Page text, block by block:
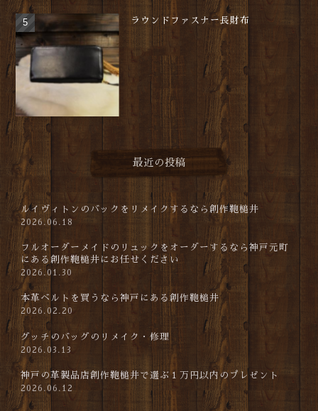
ラウンドファスナー長財布
最近の投稿
ルイヴィトンのバックをリメイクするなら創作鞄槌井
2026.06.18
フルオーダーメイドのリュックをオーダーするなら神戸元町
にある創作鞄槌井にお任せください
2026.01.30
本革ベルトを買うなら神戸にある創作鞄槌井
2026.02.20
グッチのバッグのリメイク・修理
2026.03.13
神戸の革製品店創作鞄槌井で選ぶ１万円以内のプレゼント
2026.06.12